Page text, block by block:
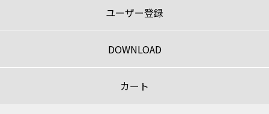
ユーザー登録
DOWNLOAD
カート